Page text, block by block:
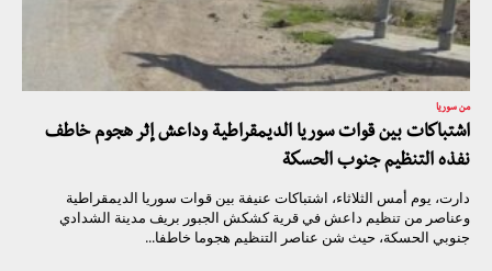
من سوريا
اشتباكات بين قوات سوريا الديمقراطية وداعش إثر هجوم خاطف
نفذه التنظيم جنوب الحسكة
دارت، يوم أمس الثلاثاء، اشتباكات عنيفة بين قوات سوريا الديمقراطية
وعناصر من تنظيم داعش في قرية كشكش الجبور بريف مدينة الشدادي
جنوبي الحسكة، حيث شن عناصر التنظيم هجوما خاطفا...